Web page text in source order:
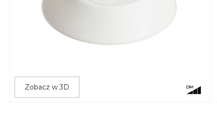
Zobacz w 3D